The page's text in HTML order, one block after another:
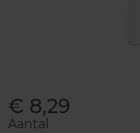
€ 8,29
Aantal